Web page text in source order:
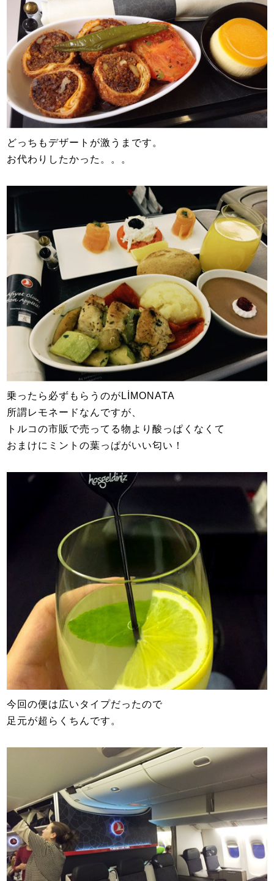
どっちもデザートが激うまです。
お代わりしたかった。。。
乗ったら必ずもらうのがLİMONATA
所謂レモネードなんですが、
トルコの市販で売ってる物より酸っぱくなくて
おまけにミントの葉っぱがいい匂い！
今回の便は広いタイプだったので
足元が超らくちんです。